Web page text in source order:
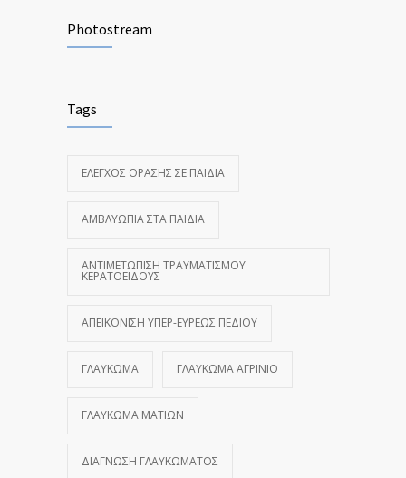
Photostream
Tags
ΈΛΕΓΧΟΣ ΌΡΑΣΗΣ ΣΕ ΠΑΙΔΙΆ
ΑΜΒΛΥΩΠΊΑ ΣΤΑ ΠΑΙΔΙΆ
ΑΝΤΙΜΕΤΏΠΙΣΗ ΤΡΑΥΜΑΤΙΣΜΟΎ
ΚΕΡΑΤΟΕΙΔΟΎΣ
ΑΠΕΙΚΌΝΙΣΗ ΥΠΕΡ-ΕΥΡΈΩΣ ΠΕΔΊΟΥ
ΓΛΑΎΚΩΜΑ ΓΛΑΎΚΩΜΑ ΑΓΡΊΝΙΟ
ΓΛΑΎΚΩΜΑ ΜΑΤΙΏΝ
ΔΙΆΓΝΩΣΗ ΓΛΑΥΚΏΜΑΤΟΣ